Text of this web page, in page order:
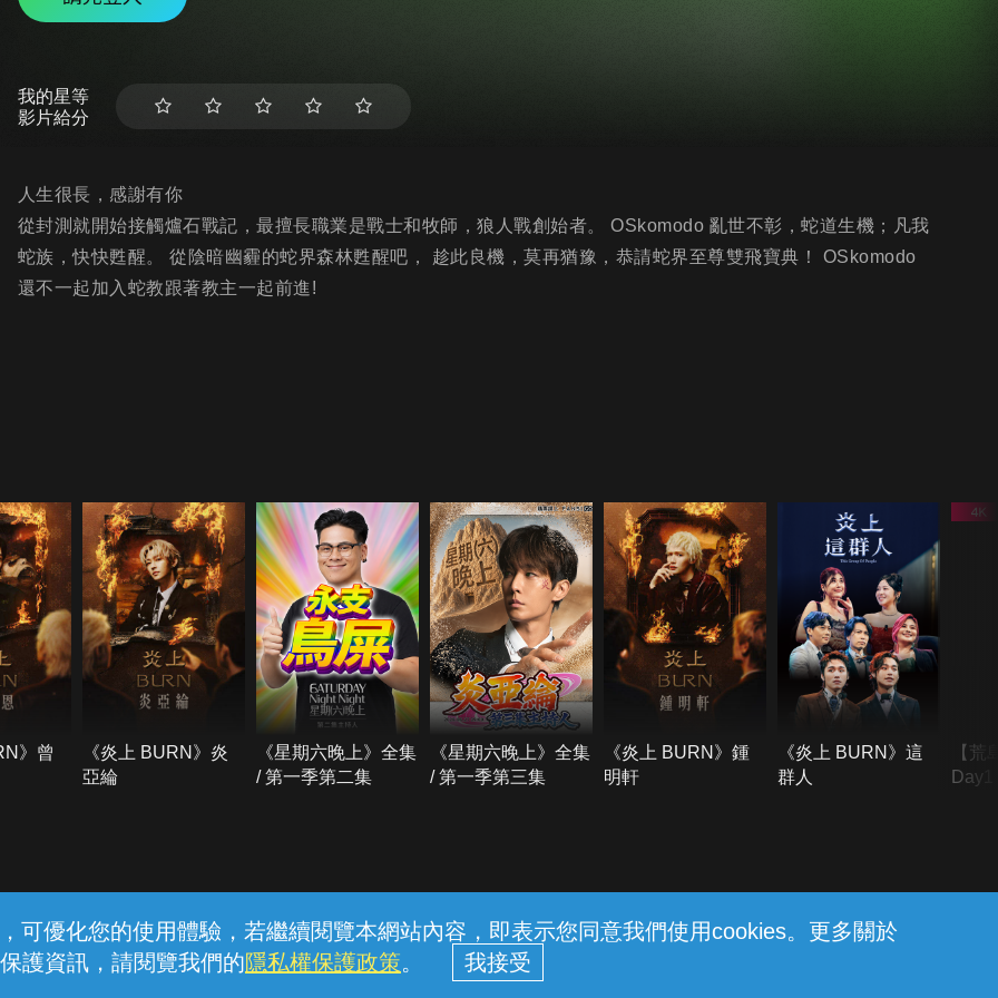
可優化您的使用體驗，若繼續閱覽本網站內容，即表示您同意我們使用cookies。更多關於
護資訊，請閱覽我們的隱私權保護政策。
我的星等
影片給分
人生很長，感謝有你
從封測就開始接觸爐石戰記，最擅長職業是戰士和牧師，狼人戰創始者。 OSkomodo 亂世不彰，蛇道生機；凡我
蛇族，快快甦醒。 從陰暗幽霾的蛇界森林甦醒吧， 趁此良機，莫再猶豫，恭請蛇界至尊雙飛寶典！ OSkomodo
還不一起加入蛇教跟著教主一起前進!
》曾
《炎上 BURN》炎
亞綸
《星期六晚上》全集
/ 第一季第二集
《星期六晚上》全集
/ 第一季第三集
《炎上 BURN》鍾
明軒
《炎上 BURN》這
群人
【荒
線上客服 服務條款 隱私權保護
中華電信股份有限公司個人家庭分公司 (統一編號：96979949) © 2026